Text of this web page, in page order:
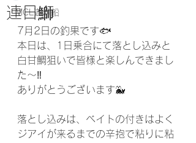
MCL遊漁船
連日鰤
7月2日の釣果です🐟
本日は、1日乗合にて落とし込みと
白甘鯛狙いで皆様と楽しんできまし
た〜‼️
ありがとうございます🐳
落とし込みは、ベイトの付きはよく
ジアイが来るまでの辛抱で粘りに粘